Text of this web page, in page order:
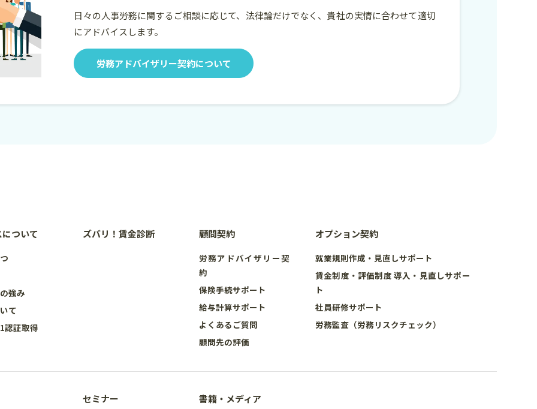
日々の人事労務に関するご相談に応じて、法律論だけでなく、貴社の実情に合わせて適切
にアドバイスします。
労務アドバイザリー契約について
ついて
強み
て
認証取得
ズバリ！賃金診断 顧問契約
労務アドバイザリー契
約
保険手続サポート
給与計算サポート
よくあるご質問
顧問先の評価
オプション契約
就業規則作成・見直しサポート
賃金制度・評価制度 導入・見直しサポー
ト
社員研修サポート
労務監査（労務リスクチェック）
セミナー 書籍・メディア